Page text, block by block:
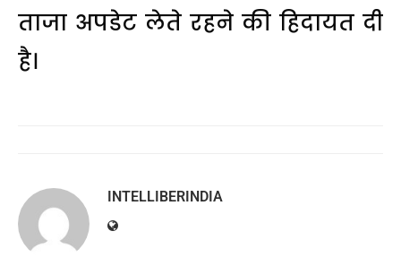
ताजा अपडेट लेते रहने की हिदायत दी
है।
INTELLIBERINDIA